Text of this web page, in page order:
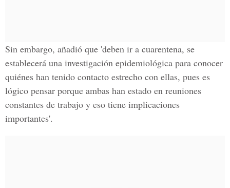
Sin embargo, añadió que 'deben ir a cuarentena, se
establecerá una investigación epidemiológica para conocer
quiénes han tenido contacto estrecho con ellas, pues es
lógico pensar porque ambas han estado en reuniones
constantes de trabajo y eso tiene implicaciones
importantes'.